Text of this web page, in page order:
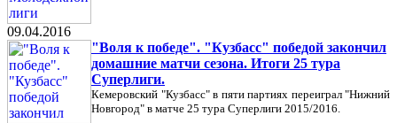
09.04.2016
"Воля к победе". "Кузбасс" победой закончил
домашние матчи сезона. Итоги 25 тура
Суперлиги.
Кемеровский "Кузбасс" в пяти партиях переиграл "Нижний
Новгород" в матче 25 тура Суперлиги 2015/2016.